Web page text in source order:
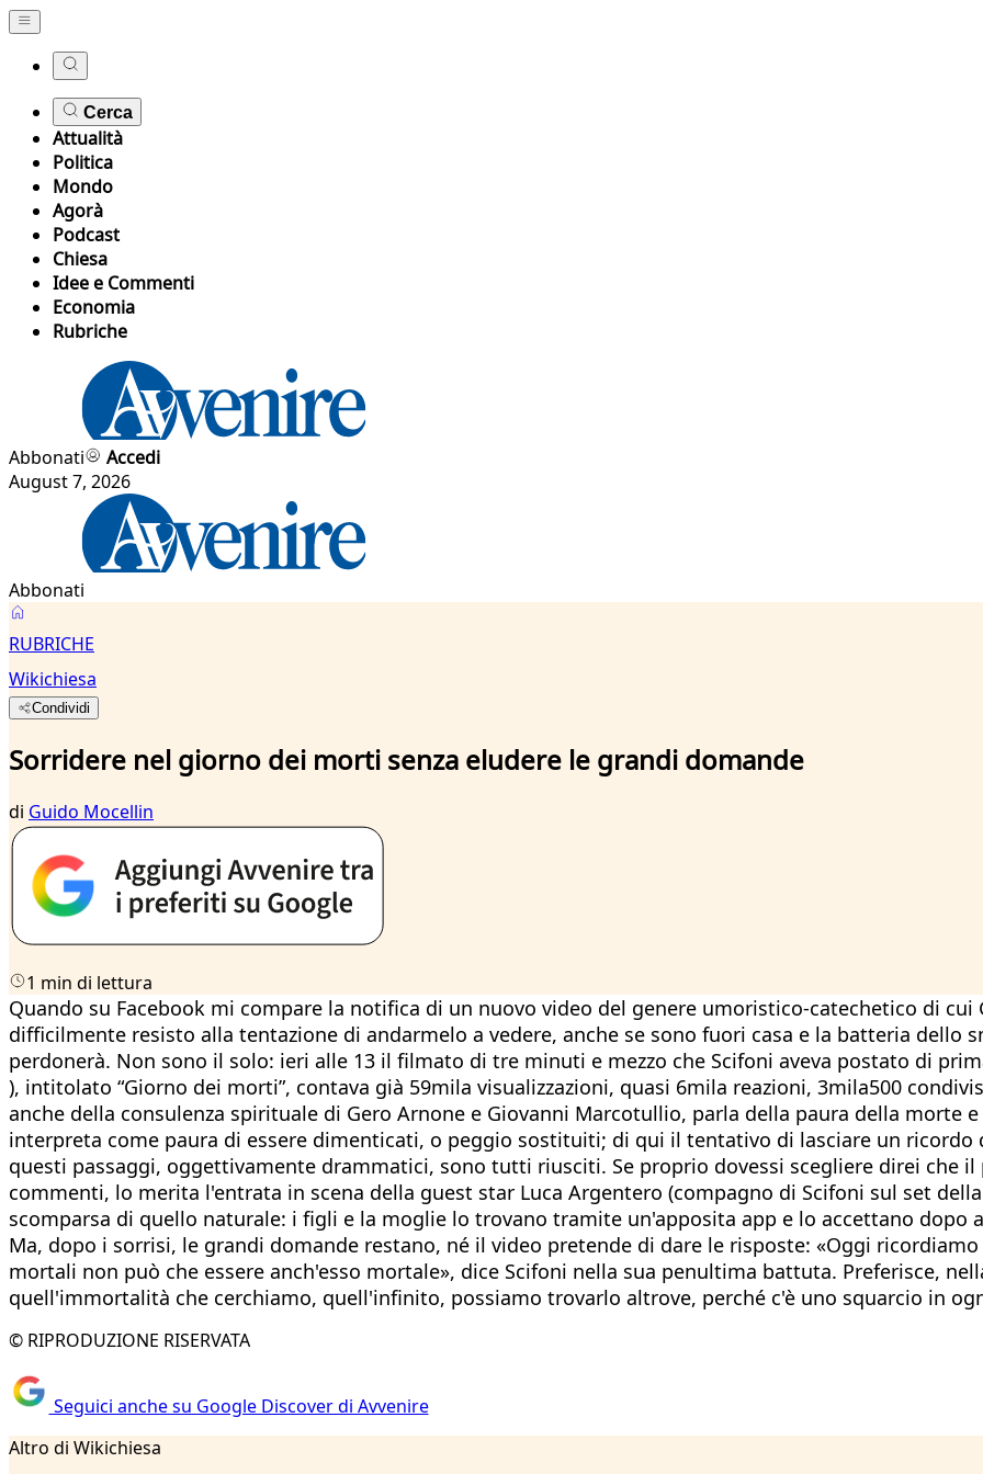
Cerca
Attualità
Politica
Mondo
Agorà
Podcast
Chiesa
Idee e Commenti
Economia
Rubriche
Abbonati
Accedi
August 7, 2026
Abbonati
RUBRICHE
Wikichiesa
Condividi
Sorridere nel giorno dei morti senza eludere le grandi domande
di Guido Mocellin
1 min di lettura
Quando su Facebook mi compare la notifica di un nuovo video del genere umoristico-catechetico di
difficilmente resisto alla tentazione di andarmelo a vedere, anche se sono fuori casa e la batteria dello
perdonerà. Non sono il solo: ieri alle 13 il filmato di tre minuti e mezzo che Scifoni aveva postato di
), intitolato “Giorno dei morti”, contava già 59mila visualizzazioni, quasi 6mila reazioni, 3mila500
anche della consulenza spirituale di Gero Arnone e Giovanni Marcotullio, parla della paura della morte
interpreta come paura di essere dimenticati, o peggio sostituiti; di qui il tentativo di lasciare un ricordo
questi passaggi, oggettivamente drammatici, sono tutti riusciti. Se proprio dovessi scegliere direi che
commenti, lo merita l'entrata in scena della guest star Luca Argentero (compagno di Scifoni sul set
scomparsa di quello naturale: i figli e la moglie lo trovano tramite un'apposita app e lo accettano dopo
Ma, dopo i sorrisi, le grandi domande restano, né il video pretende di dare le risposte: «Oggi
mortali non può che essere anch'esso mortale», dice Scifoni nella sua penultima battuta. Preferisce,
quell'immortalità che cerchiamo, quell'infinito, possiamo trovarlo altrove, perché c'è uno squarcio in
© RIPRODUZIONE RISERVATA
Seguici anche su Google Discover di Avvenire
Altro di Wikichiesa